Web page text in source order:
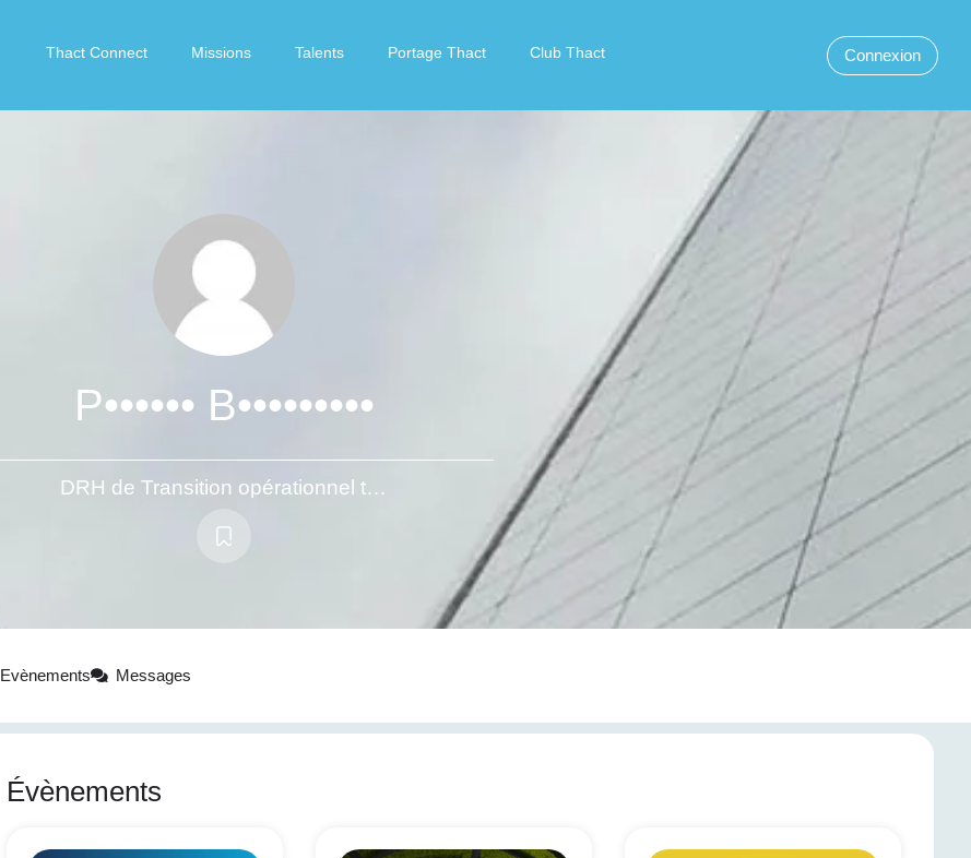
Thact Connect Missions Talents Portage Thact Club Thact Connexion
P•••••• B•••••••••
DRH de Transition opérationnel terrain & stratégie, relations sociales
Evènements Messages
Évènements